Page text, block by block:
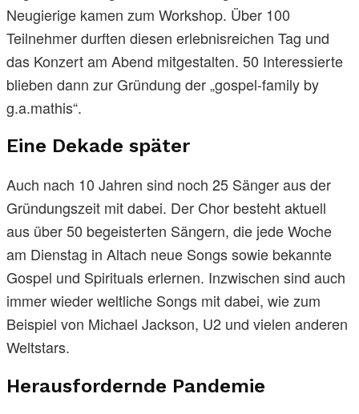
Neugierige kamen zum Workshop. Über 100
Teilnehmer durften diesen erlebnisreichen Tag und
das Konzert am Abend mitgestalten. 50 Interessierte
blieben dann zur Gründung der „gospel-family by
g.a.mathis“.
Eine Dekade später
Auch nach 10 Jahren sind noch 25 Sänger aus der
Gründungszeit mit dabei. Der Chor besteht aktuell
aus über 50 begeisterten Sängern, die jede Woche
am Dienstag in Altach neue Songs sowie bekannte
Gospel und Spirituals erlernen. Inzwischen sind auch
immer wieder weltliche Songs mit dabei, wie zum
Beispiel von Michael Jackson, U2 und vielen anderen
Weltstars.
Herausfordernde Pandemie